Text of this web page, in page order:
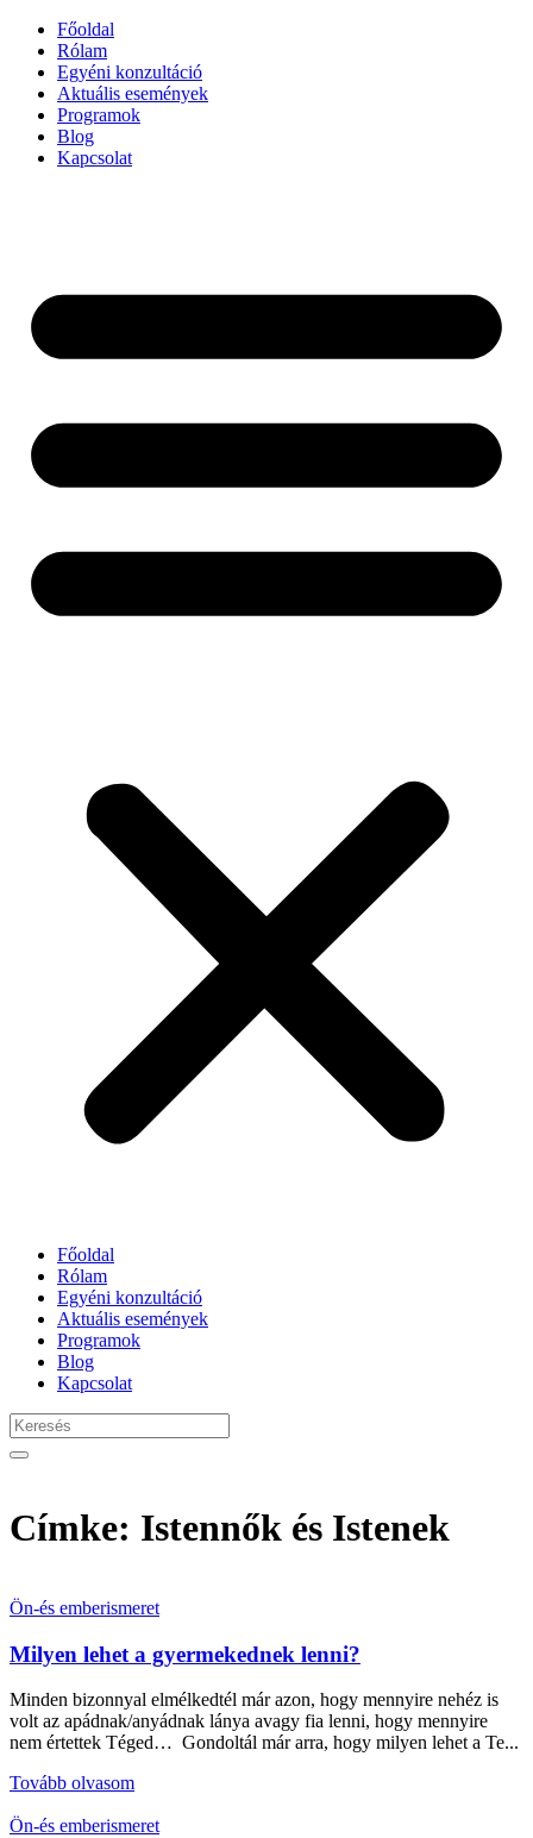
Ugrás
tartalomhoz
Főoldal
Rólam
Egyéni konzultáció
Aktuális események
Programok
Blog
Kapcsolat
Főoldal
Rólam
Egyéni konzultáció
Aktuális események
Programok
Blog
Kapcsolat
Címke: Istennők és Istenek
Ön-és emberismeret
Milyen lehet a gyermekednek lenni?
Minden bizonnyal elmélkedtél már azon, hogy mennyire nehéz is
volt az apádnak/anyádnak lánya avagy fia lenni, hogy mennyire
nem értettek Téged… Gondoltál már arra, hogy milyen lehet a Te...
Tovább olvasom
Ön-és emberismeret